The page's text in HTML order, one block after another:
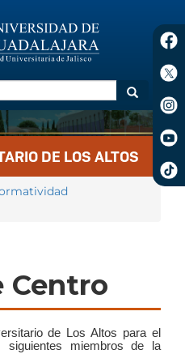
Buscar
DE LOS ALTOS
Centro
de Los Altos para el
siguientes miembros de la